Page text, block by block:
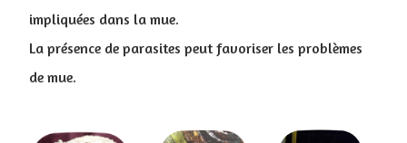
impliquées dans la mue.
La présence de parasites peut favoriser les problèmes
de mue.